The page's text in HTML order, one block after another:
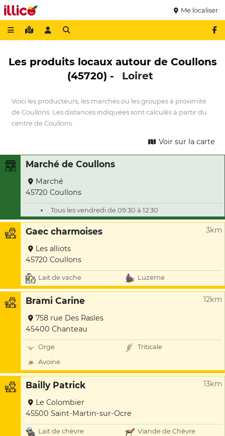
Me localiser
Les produits locaux autour de Coullons
(45720) -
Loiret
Voici les producteurs, les marchés ou les groupes à proximité
de Coullons. Les distances indiquées sont calculés à partir du
centre de Coullons.
Voir sur la carte
Marché de Coullons
Marché
45720 Coullons
Tous les vendredi de 09:30 à 12:30
Gaec charmoises 3km
Les alliots
45720 Coullons
Lait de vache Luzerne
Brami Carine 12km
758 rue Des Rasles
45400 Chanteau
Orge
Triticale
Avoine
Bailly Patrick 13km
Le Colombier
45500 Saint-Martin-sur-Ocre
Lait de chèvre
Viande de Chèvre